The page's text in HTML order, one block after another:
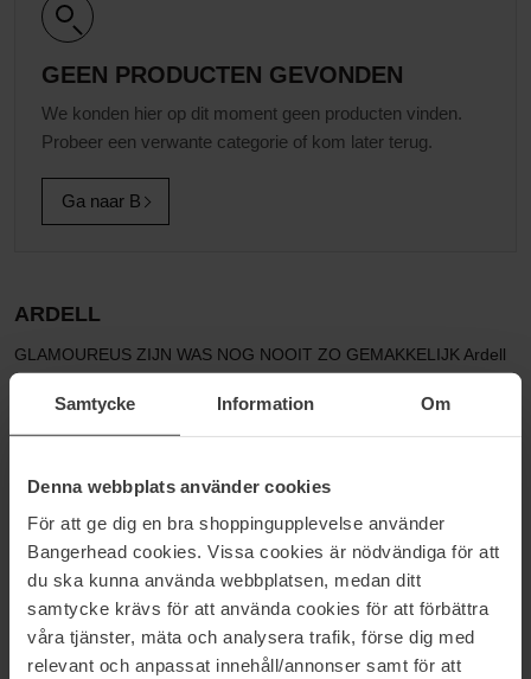
Samtycke Information Om
Denna webbplats använder cookies
För att ge dig en bra shoppingupplevelse använder
Bangerhead cookies. Vissa cookies är nödvändiga för att
du ska kunna använda webbplatsen, medan ditt
samtycke krävs för att använda cookies för att förbättra
våra tjänster, mäta och analysera trafik, förse dig med
relevant och anpassat innehåll/annonser samt för att
GEEN PRODUCTEN GEVONDEN
We konden hier op dit moment geen producten vinden.
Probeer een verwante categorie of kom later terug.
Ga naar B
ARDELL
GLAMOUREUS ZIJN WAS NOG NOOIT ZO GEMAKKELIJK Ardell
werd al in de jaren '10 opgericht in het glamoureuze Hollywood.
Sindsdien is het merk een vanzelfsprekende keuze geworden,
kunstwimpers, waarmee je net zo'n onvergetelijke oogopslag krijgt
de meest verkochte kunstwimpers in Zweden.
Op Bangerhead.se vind je een groot aanbod aan traditionele
kunstwimpers, individuele wimpers, wimperkrullers, wimperlijm en
wat meer speciale kunstwimpers die perfect zijn voor feestjes!